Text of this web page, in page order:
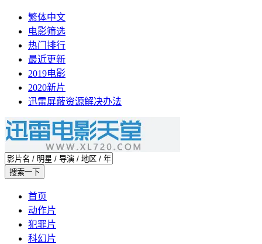
繁体中文
电影筛选
热门排行
最近更新
2019电影
2020新片
迅雷屏蔽资源解决办法
首页
动作片
犯罪片
科幻片